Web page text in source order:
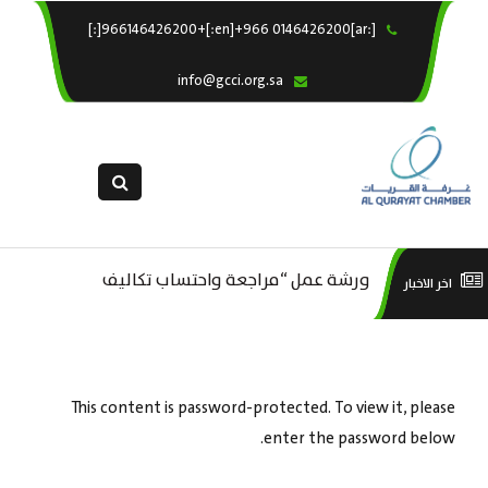
[:ar]966146426200+[:en]+966 0146426200[:] ×
خدماتنا
التقديم الالكترونى
اخر الاخبار ورشة عمل “مراجعة واحتساب تكاليف
This content is password-protected. To view it, please
enter the password below.